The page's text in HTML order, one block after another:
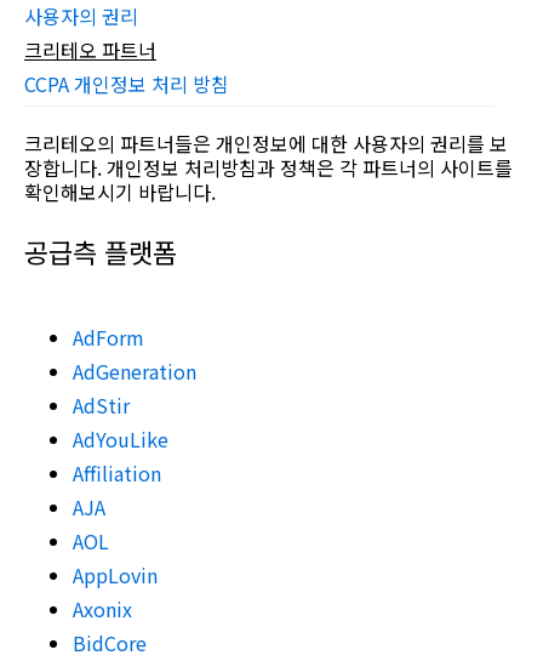
사용자의 권리
크리테오 파트너
CCPA 개인정보 처리 방침
크리테오의 파트너들은 개인정보에 대한 사용자의 권리를 보
장합니다. 개인정보 처리방침과 정책은 각 파트너의 사이트를
확인해보시기 바랍니다.
공급측 플랫폼
AdForm
AdGeneration
AdStir
AdYouLike
Affiliation
AJA
AOL
AppLovin
Axonix
BidCore